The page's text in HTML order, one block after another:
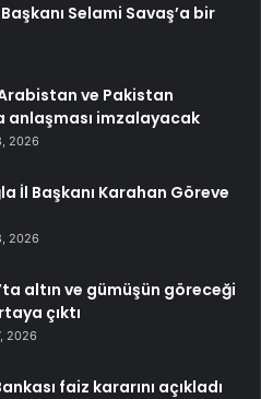
Selami Savaş’a bir
ve Pakistan
anlaşması imzalayacak
2026
İl Başkanı Karahan Göreve
2026
altın ve gümüşün göreceği
çıktı
2026
faiz kararını açıkladı